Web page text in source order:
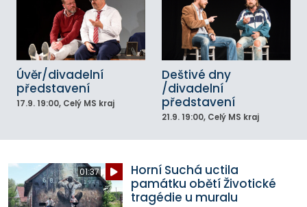
Úvěr/divadelní
představení
17.9. 19:00, Celý MS kraj
Deštivé dny
/divadelní
představení
21.9. 19:00, Celý MS kraj
01:37
Horní Suchá uctila
památku obětí Životické
tragédie u muralu